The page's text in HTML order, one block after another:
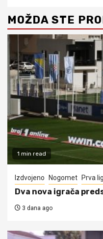
MOŽDA STE
1 min read
Izdvojeno Nogomet Prva
Dva nova igrača
3 dana ago